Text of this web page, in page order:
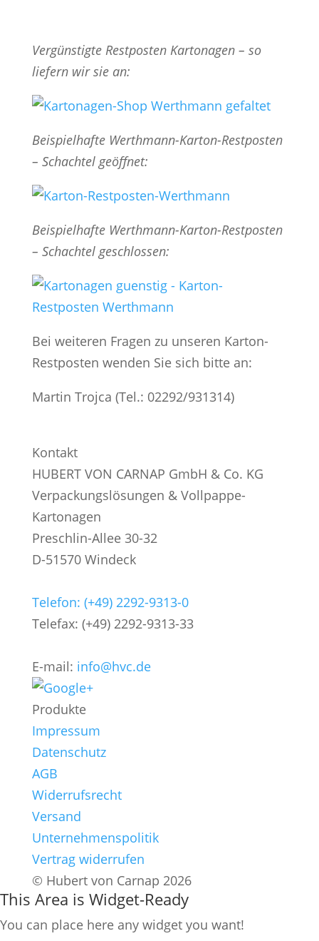
Vergünstigte Restposten Kartonagen – so
liefern wir sie an:
Beispielhafte Werthmann-Karton-Restposten
– Schachtel geöffnet:
Beispielhafte Werthmann-Karton-Restposten
– Schachtel geschlossen:
Bei weiteren Fragen zu unseren Karton-
Restposten wenden Sie sich bitte an:
Martin Trojca (Tel.: 02292/931314)
Kontakt
HUBERT VON CARNAP GmbH & Co. KG
Verpackungslösungen & Vollpappe-
Kartonagen
Preschlin-Allee 30-32
D-51570 Windeck
Telefon: (+49) 2292-9313-0
Telefax: (+49) 2292-9313-33
E-mail: info@hvc.de
Produkte
Impressum
Datenschutz
AGB
Widerrufsrecht
Versand
Unternehmenspolitik
Vertrag widerrufen
© Hubert von Carnap 2026
This Area is Widget-Ready
You can place here any widget you want!